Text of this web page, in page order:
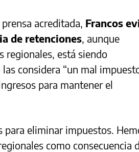
acreditada, Francos
de retenciones, aunque
regionales, está siendo
considera “un mal
para mantener el
para eliminar impuestos.
como consecuencia